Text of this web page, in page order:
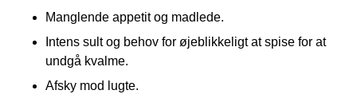
Manglende appetit og madlede.
Intens sult og behov for øjeblikkeligt at spise for at
undgå kvalme.
Afsky mod lugte.